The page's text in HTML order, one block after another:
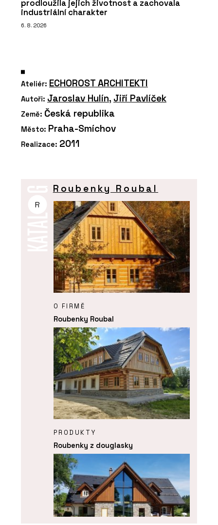
prodloužila jejich životnost a zachovala
industriální charakter
6. 8. 2026
Ateliér: ECHOROST ARCHITEKTI
Autoři: Jaroslav Hulín, Jiří Pavlíček
Země: Česká republika
Město: Praha-Smíchov
Realizace: 2011
R
Roubenky Roubal
O FIRMĚ
Roubenky Roubal
PRODUKTY
Roubenky z douglasky